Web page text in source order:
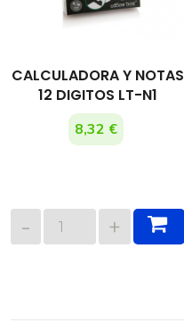
CALCULADORA Y NOTAS
12 DIGITOS LT-N1
8,32 €